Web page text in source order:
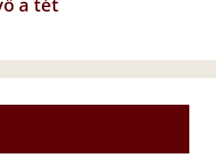
a tét